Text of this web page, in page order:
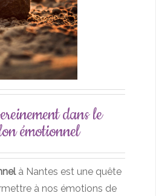
dans le
émotionnel
à Nantes est une quête
à nos émotions de